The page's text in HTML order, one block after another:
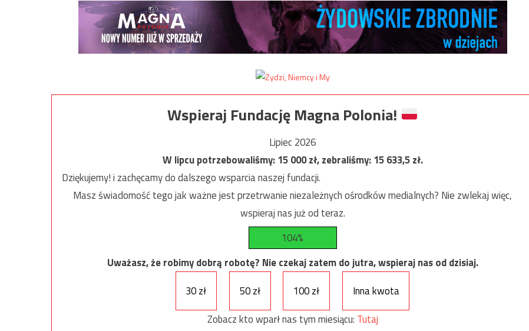
Wspieraj Fundację Magna Polonia!
Lipiec 2026
W lipcu potrzebowaliśmy:15 000zł, zebraliśmy:15 633,5zł.
Dziękujemy! i zachęcamy do dalszego wsparcia naszej fundacji.
Masz świadomość tego jak ważne jest przetrwanie niezależnych ośrodków medialnych? Nie zwlekaj więc,
wspieraj nas już od teraz.
104%
Uważasz, że robimy dobrą robotę? Nie czekaj zatem do jutra, wspieraj nas od dzisiaj.
30 zł
50 zł 100 zł
Inna kwota
Zobacz kto wparł nas tym miesiącu: Tutaj